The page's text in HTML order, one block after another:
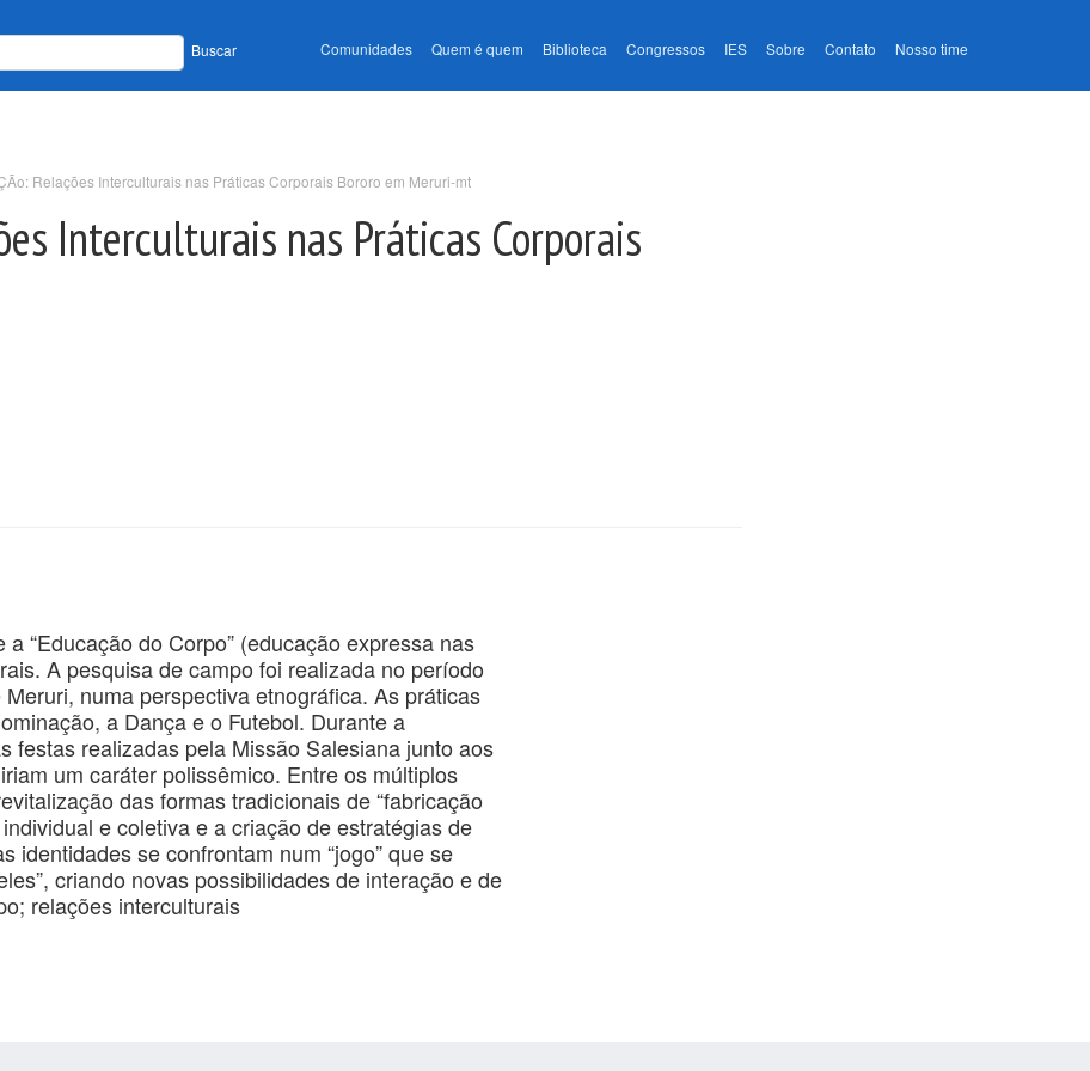
Buscar Comunidades Quem é quem Biblioteca Congressos IES Sobre Contato Nosso time
Relações Interculturais nas Práticas Corporais Bororo em Meruri-mt
Interculturais nas Práticas Corporais
“Educação do Corpo” (educação expressa nas
A pesquisa de campo foi realizada no período
numa perspectiva etnográfica. As práticas
a Dança e o Futebol. Durante a
festas realizadas pela Missão Salesiana junto aos
um caráter polissêmico. Entre os múltiplos
das formas tradicionais de “fabricação
e coletiva e a criação de estratégias de
identidades se confrontam num “jogo” que se
criando novas possibilidades de interação e de
relações interculturais